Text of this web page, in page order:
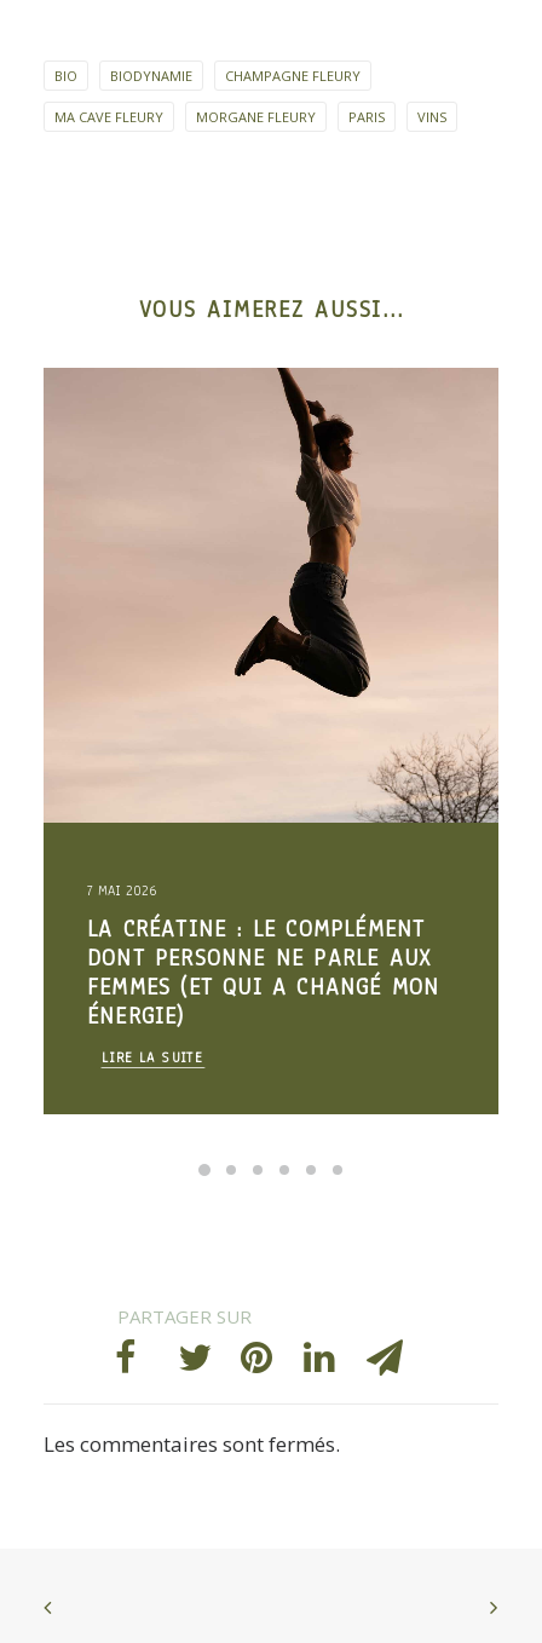
BIO BIODYNAMIE CHAMPAGNE FLEURY
MA CAVE FLEURY MORGANE FLEURY PARIS VINS
VOUS AIMEREZ AUSSI...
7 MAI 2026
LA CRÉATINE : LE COMPLÉMENT
DONT PERSONNE NE PARLE AUX
FEMMES (ET QUI A CHANGÉ MON
ÉNERGIE)
LIRE LA SUITE
Les commentaires sont fermés.